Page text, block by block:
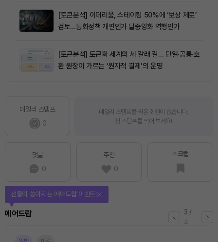
[토큰분석] 이더리움, 스테이킹 50%에 ‘보상 제로’
검토…통화정책 개편인가 탈중앙화 역행인가
[토큰분석] 토큰화 세계의 세 갈래 길… 단일·공통·호
환 원장이 가르는 ‘원자적 결제’의 운명
데일리 스탬프
0
데일리 스탬프를 찍은 회원이 없습니다.
첫 스탬프를 찍어 보세요!
댓글
0
추천
0
스크랩
3 /
4
에어드랍
선물이 쏟아지는 에어드랍 이벤트!